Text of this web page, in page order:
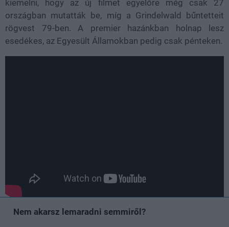
kiemelni, hogy az új filmet egyelőre még csak 27
országban mutatták be, míg a Grindelwald bűntetteit
rögvest 79-ben. A premier hazánkban holnap lesz
esedékes, az Egyesült Államokban pedig csak pénteken.
Nem akarsz lemaradni semmiről?